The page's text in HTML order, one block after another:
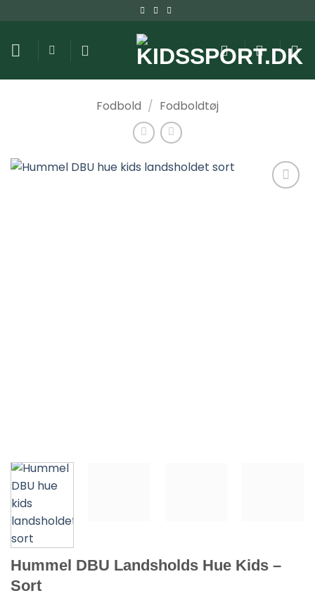
til
indhold
Fodbold / Fodboldtøj
Hummel DBU Landsholds Hue Kids –
Sort